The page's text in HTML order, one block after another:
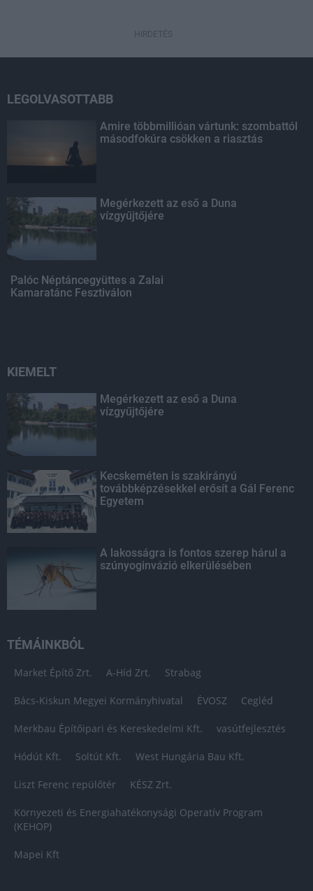
HIRDETÉS
LEGOLVASOTTABB
Amire többmillióan vártunk: szombattól
másodfokúra csökken a riasztás
Megérkezett az eső a Duna
vízgyűjtőjére
Palóc Néptáncegyüttes a Zalai
Kamaratánc Fesztiválon
KIEMELT
Megérkezett az eső a Duna
vízgyűjtőjére
Kecskeméten is szakirányú
továbbképzésekkel erősít a Gál Ferenc
Egyetem
A lakosságra is fontos szerep hárul a
szúnyoginvázió elkerülésében
TÉMÁINKBÓL
Market Építő Zrt. A-Híd Zrt. Strabag
Bács-Kiskun Megyei Kormányhivatal ÉVOSZ Cegléd
Merkbau Építőipari és Kereskedelmi Kft. vasútfejlesztés
Hódút Kft. Soltút Kft. West Hungária Bau Kft.
Liszt Ferenc repülőtér KÉSZ Zrt.
Környezeti és Energiahatékonysági Operatív Program
(KEHOP)
Mapei Kft